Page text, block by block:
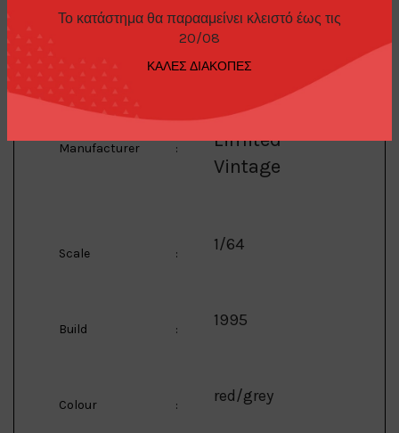
Το κατάστημα θα παρααμείνει κλειστό έως τις
20/08
ΚΑΛΕΣ ΔΙΑΚΟΠΕΣ
1/64 1995 Toyota
RAV4L V, wine/gray
Manufacturer :
Tomica
Limited
Vintage
Scale : 1/64
Build : 1995
Colour : red/grey